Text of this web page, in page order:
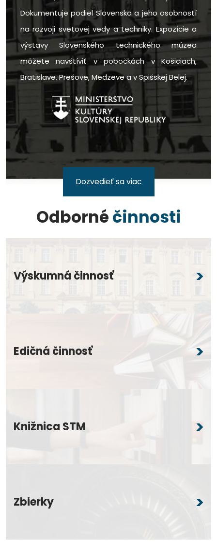
Dokumentuje podiel Slovenska a jeho osobností
na rozvoji svetovej vedy a techniky. Expozície a
výstavy Slovenského technického múzea
môžete navštíviť v pobočkách v Košiciach,
Bratislave, Prešove, Medzeve a v Spišskej Belej.
Dozvedieť sa viac
Odbornéčinnosti
Výskumná činnosť
Edičná činnosť
Knižnica STM
Zbierky